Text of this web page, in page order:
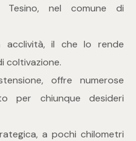
nel comune di
acclività, il che lo rende
coltivazione.
offre numerose
per chiunque desideri
a pochi chilometri